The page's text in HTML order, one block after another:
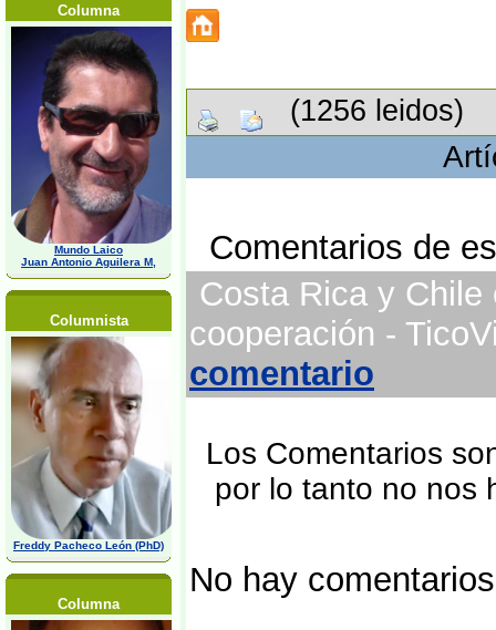
Columna
Mundo Laico
Juan Antonio Aguilera M,
Columnista
Freddy Pacheco León (PhD)
Columna
(1256 leidos)
Comentarios de
Costa Rica y
cooperación -
comentario
Los Comentarios
por lo tanto no nos
No hay